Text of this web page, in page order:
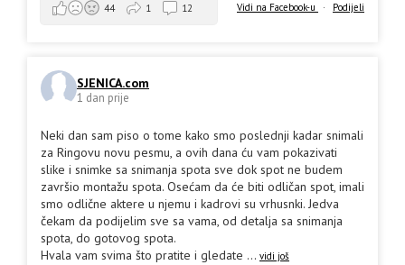
Vidi na Facebook-u · Podijeli
44 1 12
SJENICA.com
1 dan prije
Neki dan sam piso o tome kako smo poslednji kadar snimali
za Ringovu novu pesmu, a ovih dana ću vam pokazivati
slike i snimke sa snimanja spota sve dok spot ne budem
završio montažu spota. Osećam da će biti odličan spot, imali
smo odlične aktere u njemu i kadrovi su vrhusnki. Jedva
čekam da podijelim sve sa vama, od detalja sa snimanja
spota, do gotovog spota.
Hvala vam svima što pratite i gledate ... vidi još